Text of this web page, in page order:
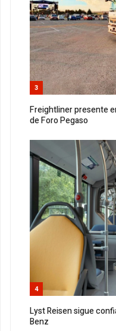
3
Freightliner presente
de Foro Pegaso
4
Lyst Reisen sigue
Benz